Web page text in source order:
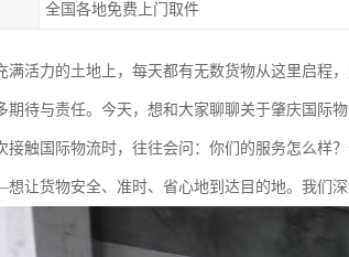
全国各地免费上门取件
满活力的土地上，每天都有无数货物从这里启程
期待与责任。今天，想和大家聊聊关于肇庆国际
接触国际物流时，往往会问：你们的服务怎么样
让货物安全、准时、省心地到达目的地。我们深